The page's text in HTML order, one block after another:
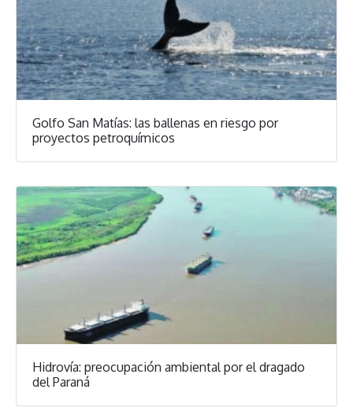
Golfo San Matías: las ballenas en riesgo por
proyectos petroquímicos
Hidrovía: preocupación ambiental por el dragado
del Paraná